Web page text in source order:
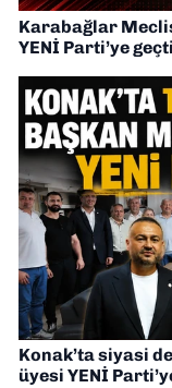
Karabağlar
YENİ Parti’ye geçti
Konak’ta siyasi
üyesi YENİ